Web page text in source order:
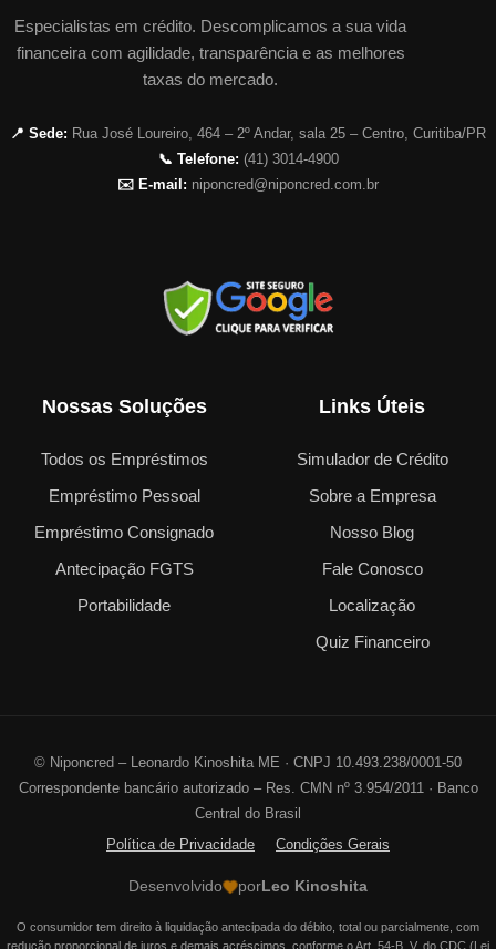
Especialistas em crédito. Descomplicamos a sua vida
financeira com agilidade, transparência e as melhores
taxas do mercado.
📍 Sede: Rua José Loureiro, 464 – 2º Andar, sala 25 – Centro, Curitiba/PR
📞 Telefone: (41) 3014-4900
✉️ E-mail: niponcred@niponcred.com.br
Nossas Soluções
Todos os Empréstimos
Empréstimo Pessoal
Empréstimo Consignado
Antecipação FGTS
Portabilidade
Links Úteis
Simulador de Crédito
Sobre a Empresa
Nosso Blog
Fale Conosco
Localização
Quiz Financeiro
© Niponcred – Leonardo Kinoshita ME · CNPJ 10.493.238/0001-50
Correspondente bancário autorizado – Res. CMN nº 3.954/2011 · Banco
Central do Brasil
Política de Privacidade
Condições Gerais
Desenvolvido por Leo Kinoshita
O consumidor tem direito à liquidação antecipada do débito, total ou parcialmente, com
redução proporcional de juros e demais acréscimos, conforme o Art. 54-B, V, do CDC (Lei